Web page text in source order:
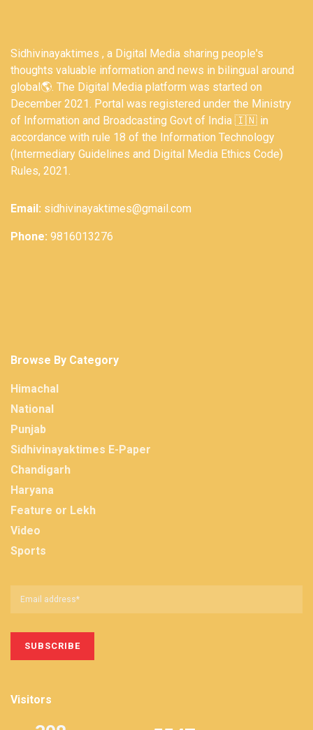
Sidhivinayaktimes , a Digital Media sharing people's
thoughts valuable information and news in bilingual around
global🌎. The Digital Media platform was started on
December 2021. Portal was registered under the Ministry
of Information and Broadcasting Govt of India 🇮🇳 in
accordance with rule 18 of the Information Technology
(Intermediary Guidelines and Digital Media Ethics Code)
Rules, 2021.
Email: sidhivinayaktimes@gmail.com
Phone: 9816013276
Browse By Category
Himachal
National
Punjab
Sidhivinayaktimes E-Paper
Chandigarh
Haryana
Feature or Lekh
Video
Sports
Visitors